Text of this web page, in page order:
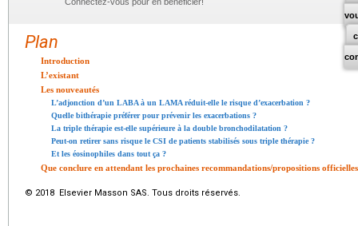
Plan
Introduction
L’existant
Les nouveautés
L’adjonction d’un LABA à un LAMA réduit-elle le risque d’exacerbation ?
Quelle bithérapie préférer pour prévenir les exacerbations ?
La triple thérapie est-elle supérieure à la double bronchodilatation ?
Peut-on retirer sans risque le CSI de patients stabilisés sous triple thérapie ?
Et les éosinophiles dans tout ça ?
Que conclure en attendant les prochaines recommandations/propositions
© 2018 Elsevier Masson SAS. Tous droits réservés.